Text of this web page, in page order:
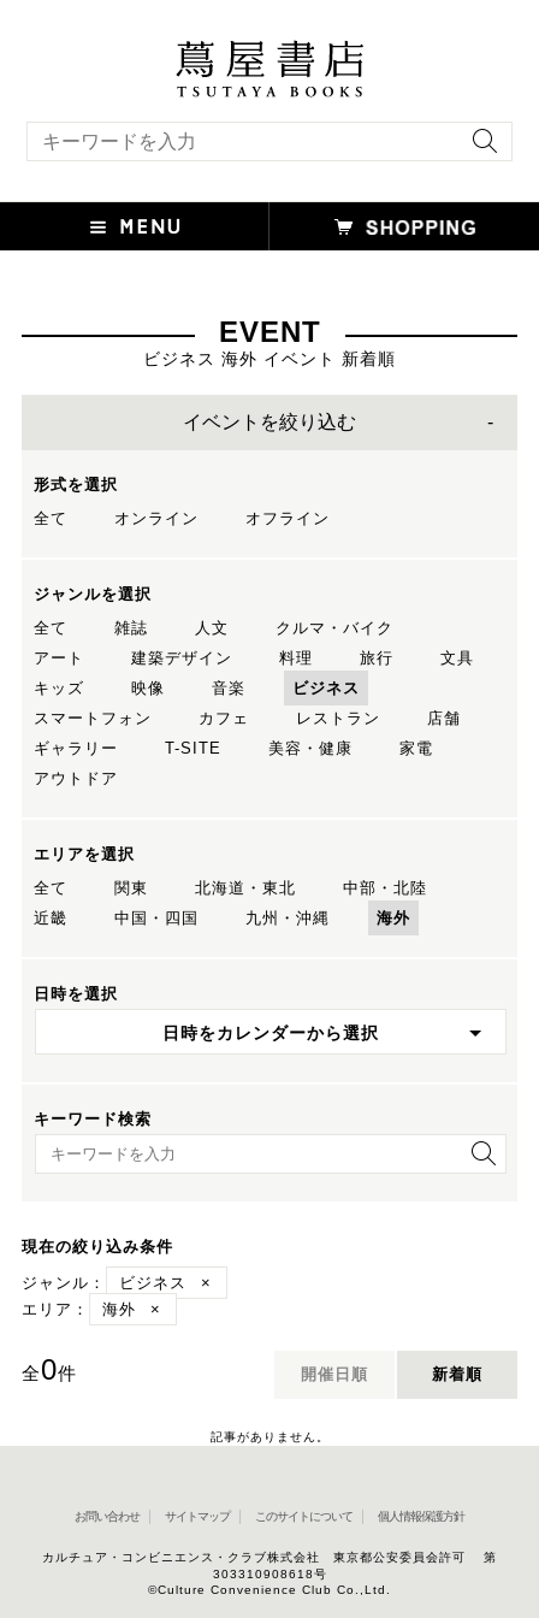
EVENT
ビジネス 海外 イベント 新着順
イベントを絞り込む
形式を選択
全て
オンライン オフライン
ジャンルを選択
全て
雑誌 人文
クルマ・バイク
アート
建築デザイン 料理 旅行
文具
キッズ
映像 音楽
ビジネス
スマートフォン
カフェ レストラン
店舗
ギャラリー
T-SITE 美容・健康
家電
アウトドア
エリアを選択
全て
関東 北海道・東北
中部・北陸
近畿
中国・四国 九州・沖縄 海外
日時を選択
日時をカレンダーから選択
キーワード検索
キーワード検索
現在の絞り込み条件
ジャンル：
ビジネス
×
エリア：
海外 ×
全0件 開催日順 新着順
記事がありません。
お問い合わせ サイトマップ このサイトについて 個人情報保護方針
カルチュア・コンビニエンス・クラブ株式会社 東京都公安委員会許可 第
303310908618号
©Culture Convenience Club Co.,Ltd.